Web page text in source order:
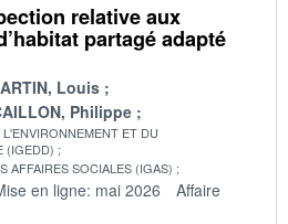
relative aux
partagé adapté
Louis
Philippe
ET DU
(IGEDD)
AFFAIRES SOCIALES (IGAS)
en ligne: mai 2026
Affaire